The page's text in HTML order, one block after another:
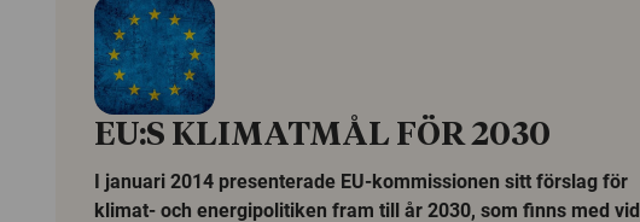
EU:S KLIMATMÅL FÖR 2030
I januari 2014 presenterade EU-kommissionen sitt förslag för
klimat- och energipolitiken fram till år 2030, som finns med vid